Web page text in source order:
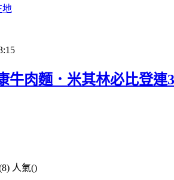
地
牛肉麵．米其林必比登
人氣()